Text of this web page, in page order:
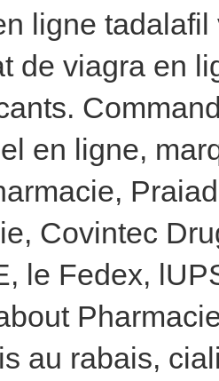
ligne
de viagra en
en ligne,
Covintec
le Fedex,
au rabais,